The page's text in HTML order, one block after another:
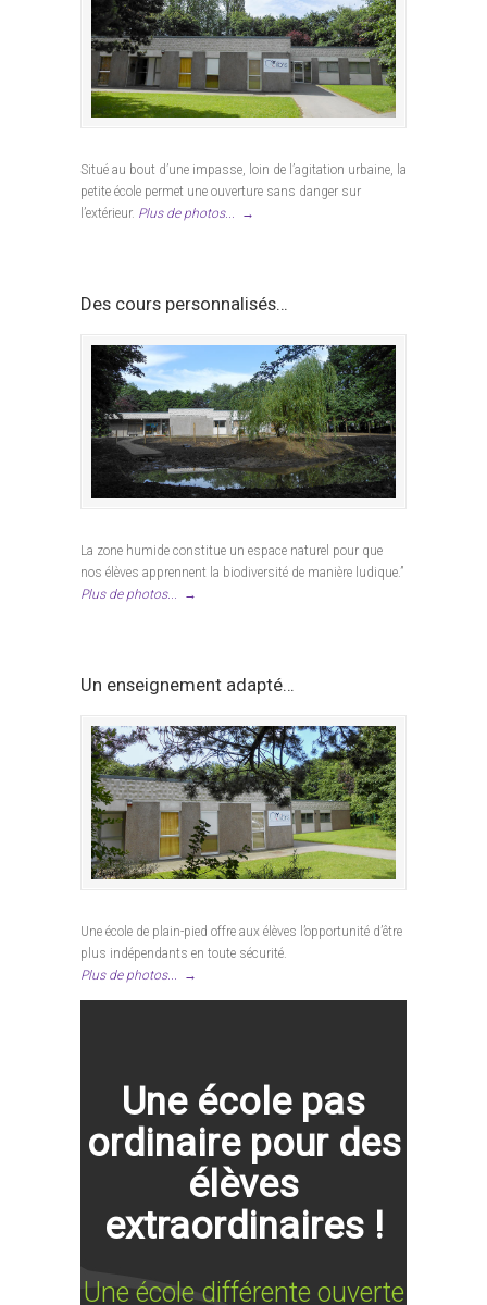
Situé au bout d’une impasse, loin de l’agitation urbaine, la
petite école permet une ouverture sans danger sur
l’extérieur. Plus de photos... →
Des cours personnalisés…
La zone humide constitue un espace naturel pour que
nos élèves apprennent la biodiversité de manière ludique.”
Plus de photos...
→
Un enseignement adapté…
Une école de plain-pied offre aux élèves l’opportunité d’être
plus indépendants en toute sécurité.
Plus de photos...
→
Une école pas
ordinaire pour des
élèves
extraordinaires !
Une école différente ouverte